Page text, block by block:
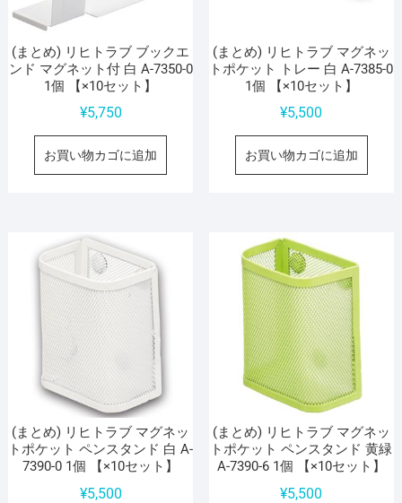
(まとめ) リヒトラブ ブックエ
ンド マグネット付 白 A-7350-0
1個 【×10セット】
¥5,750
お買い物カゴに追加
(まとめ) リヒトラブ マグネッ
トポケット トレー 白 A-7385-0
1個 【×10セット】
¥5,500
お買い物カゴに追加
(まとめ) リヒトラブ マグネッ
トポケット ペンスタンド 白 A-
7390-0 1個 【×10セット】
¥5,500
(まとめ) リヒトラブ マグネッ
トポケット ペンスタンド 黄緑
A-7390-6 1個 【×10セット】
¥5,500